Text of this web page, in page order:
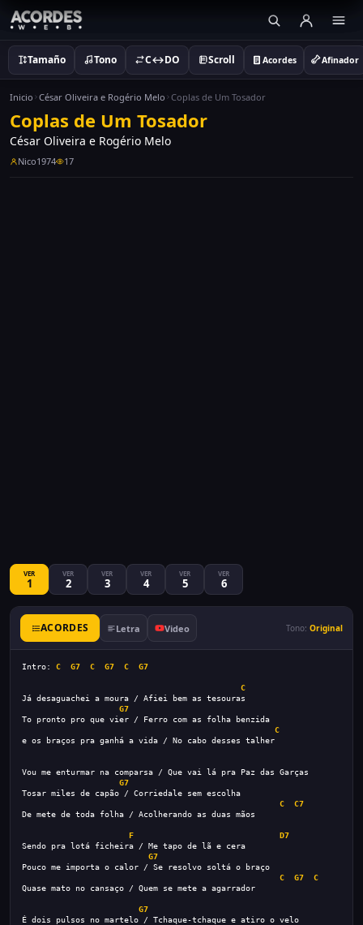
Tamaño Tono C↔DO Scroll Acordes Afinador
Inicio César Oliveira e Rogério Melo Coplas de Um Tosador
Coplas de Um Tosador
César Oliveira e Rogério Melo
Nico1974 17
VER
1
VER
2
VER
3
VER
4
VER
5
VER
6
ACORDES Letra Video Tono: Original
Intro: C G7 C G7 C G7
C
Já desaguachei a moura / Afiei bem as tesouras
G7
To pronto pro que vier / Ferro com as folha benzida
C
e os braços pra ganhá a vida / No cabo desses talher
Vou me enturmar na comparsa / Que vai lá pra Paz das Garças
G7
Tosar miles de capão / Corriedale sem escolha
C
C7
De mete de toda folha / Acolherando as duas mãos
F
D7
Sendo pra lotá ficheira / Me tapo de lã e cera
G7
Pouco me importa o calor / Se resolvo soltá o braço
C
G7
C
Quase mato no cansaço / Quem se mete a agarrador
G7
É dois pulsos no martelo / Tchaque-tchaque e atiro o velo